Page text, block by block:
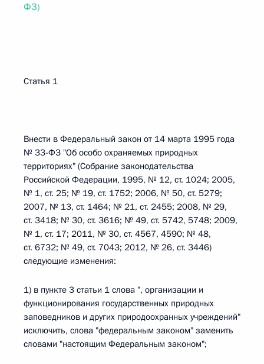
ФЗ)
Статья 1
Внести в Федеральный закон от 14 марта 1995 года
№ 33-ФЗ "Об особо охраняемых природных
территориях" (Собрание законодательства
Российской Федерации, 1995, № 12, ст. 1024; 2005,
№ 1, ст. 25; № 19, ст. 1752; 2006, № 50, ст. 5279;
2007, № 13, ст. 1464; № 21, ст. 2455; 2008, № 29,
ст. 3418; № 30, ст. 3616; № 49, ст. 5742, 5748; 2009,
№ 1, ст. 17; 2011, № 30, ст. 4567, 4590; № 48,
ст. 6732; № 49, ст. 7043; 2012, № 26, ст. 3446)
следующие изменения:
1) в пункте 3 статьи 1 слова ", организации и
функционирования государственных природных
заповедников и других природоохранных учреждений"
исключить, слова "федеральным законом" заменить
словами "настоящим Федеральным законом";